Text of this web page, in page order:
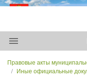
menu
Правовые акты
Иные официальные